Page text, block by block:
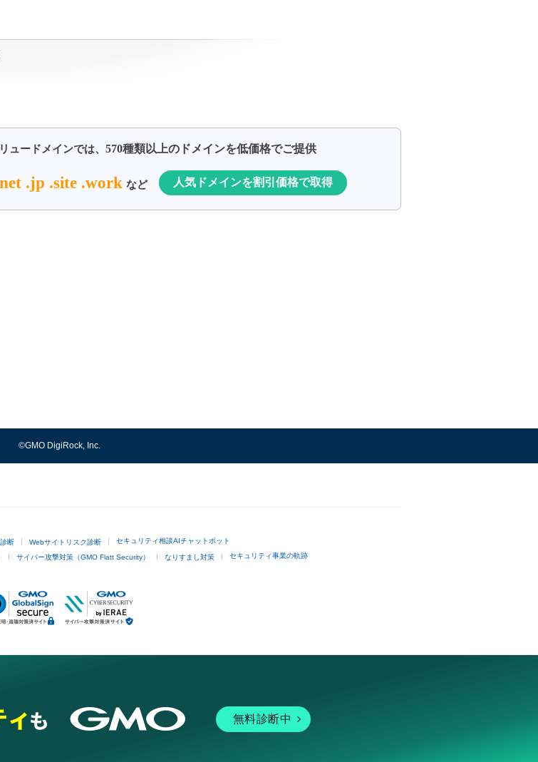
ュードメインでは、 570種類以上のドメインを低価格でご提供
.jp .site .work など 人気ドメインを割引価格で取得
©GMO DigiRock, Inc.
断 Webサイトリスク診断 セキュリティ相談AIチャットボット
サイバー攻撃対策（GMO Flatt Security） なりすまし対策 セキュリティ事業の軌跡
無料診断中